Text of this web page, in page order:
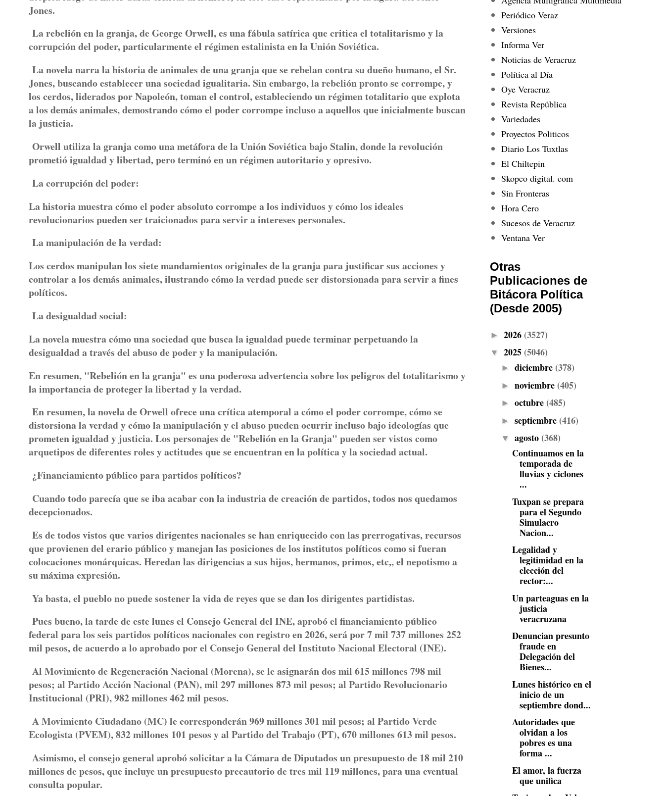
Jones.
La rebelión en la granja, de George Orwell, es una fábula satírica que critica el totalitarismo y la
corrupción del poder, particularmente el régimen estalinista en la Unión Soviética.
La novela narra la historia de animales de una granja que se rebelan contra su dueño humano, el Sr.
Jones, buscando establecer una sociedad igualitaria. Sin embargo, la rebelión pronto se corrompe, y
los cerdos, liderados por Napoleón, toman el control, estableciendo un régimen totalitario que explota
a los demás animales, demostrando cómo el poder corrompe incluso a aquellos que inicialmente buscan
la justicia.
Orwell utiliza la granja como una metáfora de la Unión Soviética bajo Stalin, donde la revolución
prometió igualdad y libertad, pero terminó en un régimen autoritario y opresivo.
La corrupción del poder:
La historia muestra cómo el poder absoluto corrompe a los individuos y cómo los ideales
revolucionarios pueden ser traicionados para servir a intereses personales.
La manipulación de la verdad:
Los cerdos manipulan los siete mandamientos originales de la granja para justificar sus acciones y
controlar a los demás animales, ilustrando cómo la verdad puede ser distorsionada para servir a fines
políticos.
La desigualdad social:
La novela muestra cómo una sociedad que busca la igualdad puede terminar perpetuando la
desigualdad a través del abuso de poder y la manipulación.
En resumen, "Rebelión en la granja" es una poderosa advertencia sobre los peligros del totalitarismo y
la importancia de proteger la libertad y la verdad.
En resumen, la novela de Orwell ofrece una crítica atemporal a cómo el poder corrompe, cómo se
distorsiona la verdad y cómo la manipulación y el abuso pueden ocurrir incluso bajo ideologías que
prometen igualdad y justicia. Los personajes de "Rebelión en la Granja" pueden ser vistos como
arquetipos de diferentes roles y actitudes que se encuentran en la política y la sociedad actual.
¿Financiamiento público para partidos políticos?
Cuando todo parecía que se iba acabar con la industria de creación de partidos, todos nos quedamos
decepcionados.
Es de todos vistos que varios dirigentes nacionales se han enriquecido con las prerrogativas, recursos
que provienen del erario público y manejan las posiciones de los institutos políticos como si fueran
colocaciones monárquicas. Heredan las dirigencias a sus hijos, hermanos, primos, etc,, el nepotismo a
su máxima expresión.
Ya basta, el pueblo no puede sostener la vida de reyes que se dan los dirigentes partidistas.
Pues bueno, la tarde de este lunes el Consejo General del INE, aprobó el financiamiento público
federal para los seis partidos políticos nacionales con registro en 2026, será por 7 mil 737 millones 252
mil pesos, de acuerdo a lo aprobado por el Consejo General del Instituto Nacional Electoral (INE).
Al Movimiento de Regeneración Nacional (Morena), se le asignarán dos mil 615 millones 798 mil
pesos; al Partido Acción Nacional (PAN), mil 297 millones 873 mil pesos; al Partido Revolucionario
Institucional (PRI), 982 millones 462 mil pesos.
A Movimiento Ciudadano (MC) le corresponderán 969 millones 301 mil pesos; al Partido Verde
Ecologista (PVEM), 832 millones 101 pesos y al Partido del Trabajo (PT), 670 millones 613 mil pesos.
Asimismo, el consejo general aprobó solicitar a la Cámara de Diputados un presupuesto de 18 mil 210
millones de pesos, que incluye un presupuesto precautorio de tres mil 119 millones, para una eventual
consulta popular.
Periódico Veraz
Versiones
Informa Ver
Noticias de Veracruz
Política al Día
Oye Veracruz
Revista República
Variedades
Proyectos Politicos
Diario Los Tuxtlas
El Chiltepin
Skopeo digital. com
Sin Fronteras
Hora Cero
Sucesos de Veracruz
Ventana Ver
Otras
Publicaciones de
Bitácora Política
(Desde 2005)
► 2026 (3527)
▼ 2025 (5046)
► diciembre (378)
► noviembre (405)
► octubre (485)
► septiembre (416)
▼ agosto (368)
Continuamos en la
temporada de
lluvias y ciclones
...
Tuxpan se prepara
para el Segundo
Simulacro
Nacion...
Legalidad y
legitimidad en la
elección del
rector:...
Un parteaguas en la
justicia
veracruzana
Denuncian presunto
fraude en
Delegación del
Bienes...
Lunes histórico en el
inicio de un
septiembre dond...
Autoridades que
olvidan a los
pobres es una
forma ...
El amor, la fuerza
que unifica